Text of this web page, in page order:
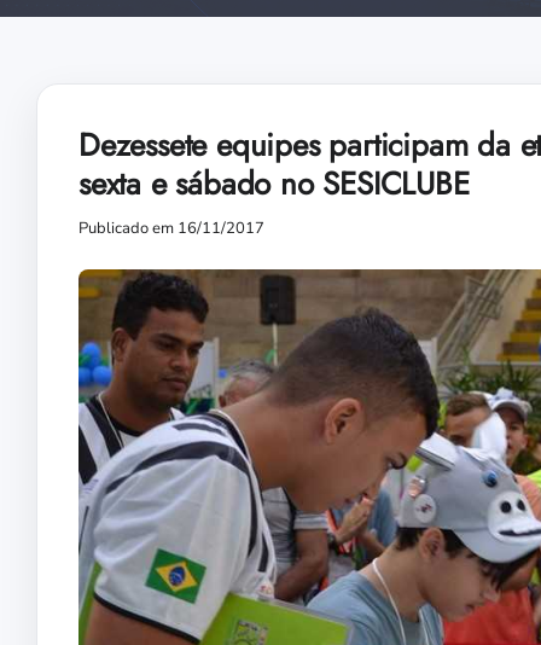
Dezessete equipes participam da
sexta e sábado no SESICLUBE
Publicado em 16/11/2017